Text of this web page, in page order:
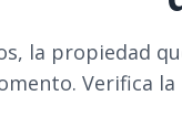
la propiedad
Verifica